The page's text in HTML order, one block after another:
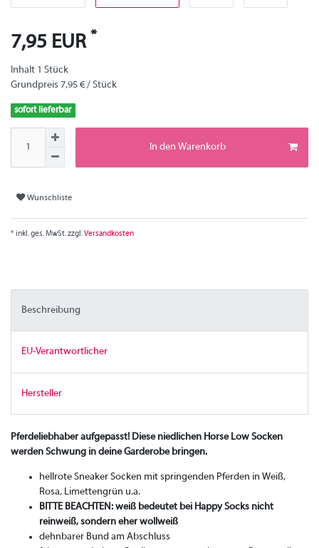
7,95 EUR *
Inhalt 1 Stück
Grundpreis 7,95 € / Stück
sofort lieferbar
In den Warenkorb
Wunschliste
* inkl. ges. MwSt. zzgl.Versandkosten
Beschreibung
EU-Verantwortlicher
Hersteller
Pferdeliebhaber aufgepasst! Diese niedlichen Horse Low Socken
werden Schwung in deine Garderobe bringen.
hellrote Sneaker Socken mit springenden Pferden in Weiß,
Rosa, Limettengrün u.a.
BITTE BEACHTEN: weiß bedeutet bei Happy Socks nicht
reinweiß, sondern eher wollweiß
dehnbarer Bund am Abschluss